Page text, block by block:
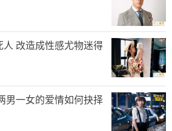
改造成性感尤物迷得
男一女的爱情如何抉择